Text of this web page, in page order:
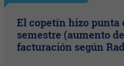
El copetín hizo punta
semestre (aumento
facturación según